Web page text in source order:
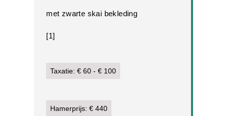
met zwarte skai bekleding
[1]
Taxatie: € 60 - € 100
Hamerprijs: € 440